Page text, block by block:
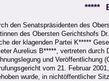
*****
den Senatspräsidenten des
des Obersten Gerichtshofs
der klagenden Partei K*****
Aurelius B*****, vertreten
und
vom 21. Februar
wurde, in nichtöffentlicher